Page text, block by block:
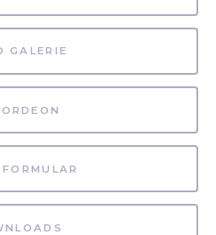
GALERIE